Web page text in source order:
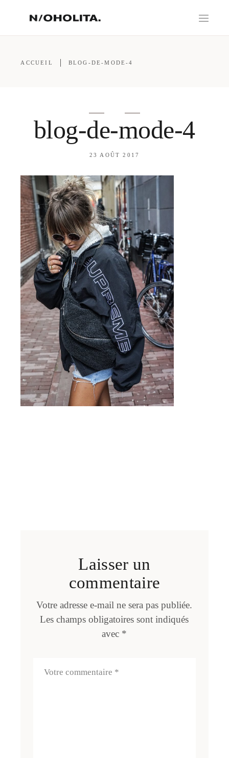
ACCUEIL BLOG-DE-MODE-4
blog-de-mode-4
23 AOÛT 2017
Laisser un
commentaire
Votre adresse e-mail ne sera pas publiée.
Les champs obligatoires sont indiqués
avec *